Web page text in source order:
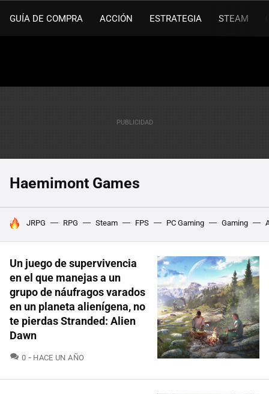
GUÍA DE COMPRA ACCIÓN ESTRATEGIA STEAM
Haemimont Games
HOY SE HABLA DE
JRPG RPG Steam FPS PC Gaming Gaming
Un juego de supervivencia
en el que manejas a un
grupo de náufragos varados
en un planeta alienígena, no
te pierdas Stranded: Alien
Dawn
0 COMENTARIOS
HACE UN AÑO